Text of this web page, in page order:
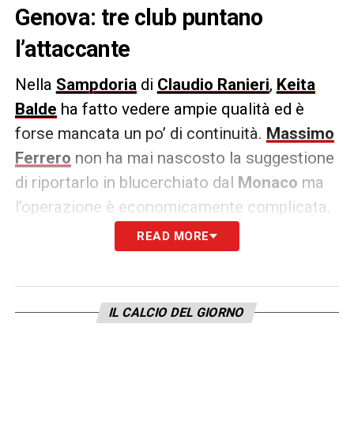
Genova: tre club puntano
l’attaccante
Nella Sampdoria di Claudio Ranieri, Keita
Balde ha fatto vedere ampie qualità ed è
forse mancata un po’ di continuità. Massimo
Ferrero non ha mai nascosto la suggestione
di riportarlo in blucerchiato dal Monaco ma
l’operazione è economicamente complicata.
Al netto di questo la società genovese deve
fare i conti con tre club interessati al
Secondo quanto riferito daSky Sport
READ MORE
IL CALCIO DEL GIORNO